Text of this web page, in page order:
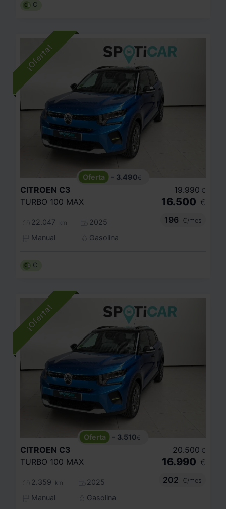
C
- 3.490€
CITROEN C3
TURBO 100 MAX
22.047 km
2025
Manual
Gasolina
19.990 €
16.500 €
196
€/mes
C
- 3.510€
CITROEN C3
TURBO 100 MAX
2.359 km
2025
Manual
Gasolina
20.500 €
16.990 €
202
€/mes